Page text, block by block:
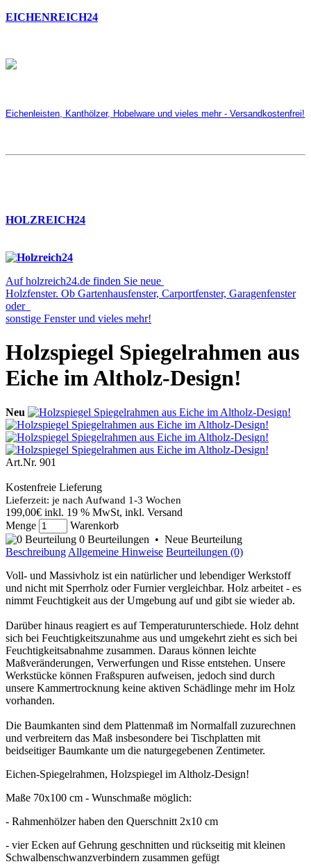
EICHENREICH24
Eichenleisten, Kanthölzer, Hobelware und vieles mehr - Versandkostenfrei!
HOLZREICH24
Auf holzreich24.de finden Sie neue
Holzfenster. Ob Gartenhausfenster, Carportfenster, Garagenfenster
oder
sonstige Fenster und vieles mehr!
Holzspiegel Spiegelrahmen aus
Eiche im Altholz-Design!
Neu
Art.Nr. 901
Kostenfreie Lieferung
Lieferzeit: je nach Aufwand 1-3 Wochen
199,00€ inkl. 19 % MwSt, inkl. Versand
Menge
Warenkorb
0 Beurteilungen • Neue Beurteilung
Beschreibung Allgemeine Hinweise Beurteilungen (0)
Voll- und Massivholz ist ein natürlicher und lebendiger Werkstoff
und nicht mit Sperrholz oder Furnier vergleichbar. Holz arbeitet - es
nimmt Feuchtigkeit aus der Umgebung auf und gibt sie wieder ab.
Darüber hinaus reagiert es auf Temperaturunterschiede. Holz dehnt
sich bei Feuchtigkeitszunahme aus und umgekehrt zieht es sich bei
Feuchtigkeitsabnahme zusammen. Daraus können leichte
Maßveränderungen, Verwerfungen und Risse entstehen. Unsere
Werkstücke können Fraßspuren aufweisen, jedoch sind durch
unsere Kammertrocknung keine aktiven Schädlinge mehr im Holz
vorhanden.
Die Baumkanten sind dem Plattenmaß im Normalfall zuzurechnen
und verbreitern das Maß insbesondere bei Tischplatten mit
beidseitiger Baumkante um die naturgegebenen Zentimeter.
Eichen-Spiegelrahmen, Holzspiegel im Altholz-Design!
Maße 70x100 cm - Wunschmaße möglich:
- Rahmenhölzer haben den Querschnitt 2x10 cm
- vier Ecken auf Gehrung geschnitten und rückseitig mit kleinen
Schwalbenschwanzverbindern zusammen gefügt